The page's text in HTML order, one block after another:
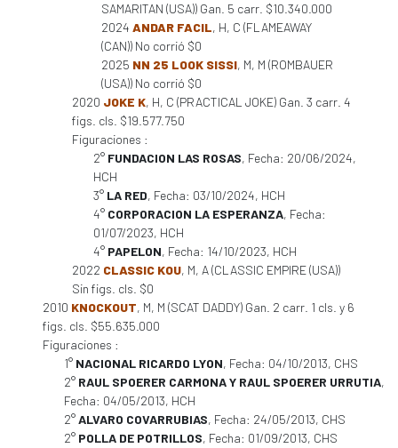
SAMARITAN (USA)) Gan. 5 carr. $10.340.000
2024 ANDAR FACIL, H, C (FLAMEAWAY
(CAN)) No corrió $0
2025 NN 25 LOOK SISSI, M, M (ROMBAUER
(USA)) No corrió $0
2020 JOKE K, H, C (PRACTICAL JOKE) Gan. 3 carr. 4
figs. cls. $19.577.750
Figuraciones :
2° FUNDACION LAS ROSAS, Fecha: 20/06/2024,
HCH
3° LA RED, Fecha: 03/10/2024, HCH
4° CORPORACION LA ESPERANZA, Fecha:
01/07/2023, HCH
4° PAPELON, Fecha: 14/10/2023, HCH
2022 CLASSIC KOU, M, A (CLASSIC EMPIRE (USA))
Sin figs. cls. $0
2010 KNOCKOUT, M, M (SCAT DADDY) Gan. 2 carr. 1 cls. y 6
figs. cls. $55.635.000
Figuraciones :
1° NACIONAL RICARDO LYON, Fecha: 04/10/2013, CHS
2° RAUL SPOERER CARMONA Y RAUL SPOERER URRUTIA,
Fecha: 04/05/2013, HCH
2°ALVARO COVARRUBIAS, Fecha: 24/05/2013, CHS
2° POLLA DE POTRILLOS, Fecha: 01/09/2013, CHS